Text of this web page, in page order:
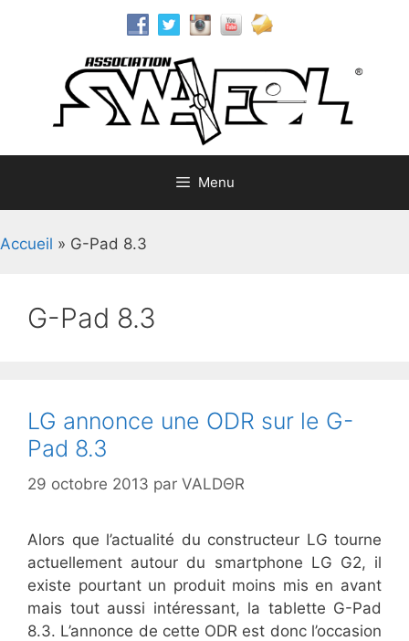
Menu
Accueil » G-Pad 8.3
G-Pad 8.3
LG annonce une ODR sur le G-
Pad 8.3
29 octobre 2013 par VALDΘR
Alors que l’actualité du constructeur LG tourne
actuellement autour du smartphone LG G2, il
existe pourtant un produit moins mis en avant
mais tout aussi intéressant, la tablette G-Pad
8.3. L’annonce de cette ODR est donc l’occasion